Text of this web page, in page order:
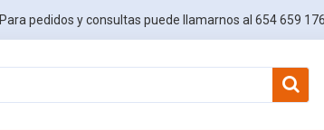
Para pedidos y consultas puede llamarnos al 654 659 176